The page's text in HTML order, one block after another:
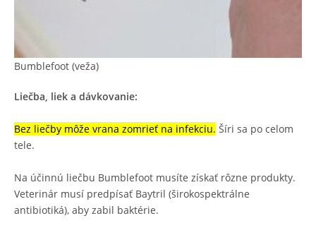
Bumblefoot (veža)
Liečba, liek a dávkovanie:
Bez liečby môže vrana zomrieť na infekciu. Šíri sa po celom
tele.
Na účinnú liečbu Bumblefoot musíte získať rôzne produkty.
Veterinár musí predpísať Baytril (širokospektrálne
antibiotiká), aby zabil baktérie.